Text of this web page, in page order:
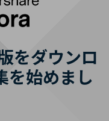
をダウンロ
を始めまし